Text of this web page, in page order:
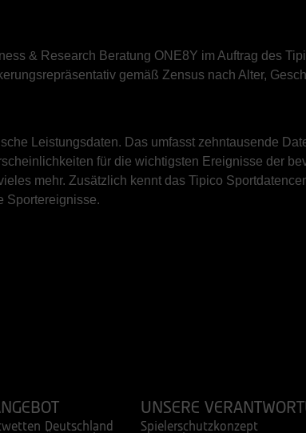
& Research Beratung ONE8Y im Auftrag des
gemäß Zensus nach Alter,
Leistungsdaten. Das umfasst zehntausende
für die wichtigsten Ereignisse der
mehr. Zusätzlich kennt das Tipico
Sportereignisse.
Deutschland
UNSERE
Spielerschutzkonzept